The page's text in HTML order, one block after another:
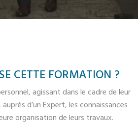
CETTE FORMATION ?
agissant dans le cadre de leur
d’un Expert, les connaissances
organisation de leurs travaux.